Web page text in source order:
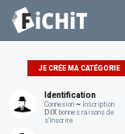
JE CRÉE MA CATÉGORIE
Identification
Connexion ~ Inscription
DIX bonnes raisons de
s'inscrire